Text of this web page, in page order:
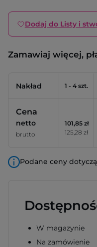
Dodaj do Listy i
Zamawiaj więcej,
Nakład 1 - 4 szt.
Cena
netto
brutto
101,85 zł
125,28 zł
Podane ceny
W magazynie
Na zamówienie